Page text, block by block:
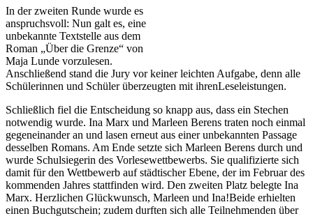
In der zweiten Runde wurde es
anspruchsvoll: Nun galt es, eine
unbekannte Textstelle aus dem
Roman „Über die Grenze“ von
Maja Lunde vorzulesen.
Anschließend stand die Jury vor keiner leichten Aufgabe, denn alle
Schülerinnen und Schüler überzeugten mit ihrenLeseleistungen.
Schließlich fiel die Entscheidung so knapp aus, dass ein Stechen
notwendig wurde. Ina Marx und Marleen Berens traten noch einmal
gegeneinander an und lasen erneut aus einer unbekannten Passage
desselben Romans. Am Ende setzte sich Marleen Berens durch und
wurde Schulsiegerin des Vorlesewettbewerbs. Sie qualifizierte sich
damit für den Wettbewerb auf städtischer Ebene, der im Februar des
kommenden Jahres stattfinden wird. Den zweiten Platz belegte Ina
Marx. Herzlichen Glückwunsch, Marleen und Ina!Beide erhielten
einen Buchgutschein; zudem durften sich alle Teilnehmenden über